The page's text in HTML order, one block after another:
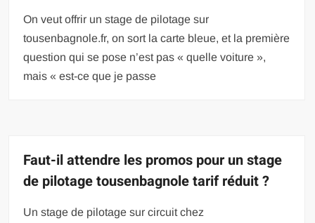
On veut offrir un stage de pilotage sur
tousenbagnole.fr, on sort la carte bleue, et la première
question qui se pose n’est pas « quelle voiture »,
mais « est-ce que je passe
Faut-il attendre les promos pour un stage
de pilotage tousenbagnole tarif réduit ?
Un stage de pilotage sur circuit chez